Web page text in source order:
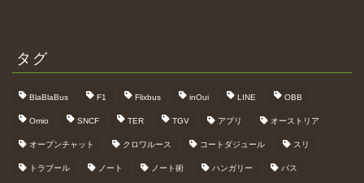
タグ
BlaBlaBus F1 Flixbus inOui LINE OBB
Omio SNCF TER TGV アプリ オーストリア
オープンチャット クロワルース コートダジュール スリ
トラブール ノート ノート術 ハンガリー バス